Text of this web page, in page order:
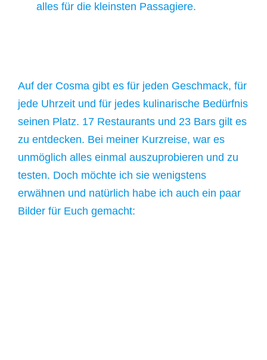
alles für die kleinsten Passagiere.
Auf der Cosma gibt es für jeden Geschmack, für
jede Uhrzeit und für jedes kulinarische Bedürfnis
seinen Platz. 17 Restaurants und 23 Bars gilt es
zu entdecken. Bei meiner Kurzreise, war es
unmöglich alles einmal auszuprobieren und zu
testen. Doch möchte ich sie wenigstens
erwähnen und natürlich habe ich auch ein paar
Bilder für Euch gemacht: